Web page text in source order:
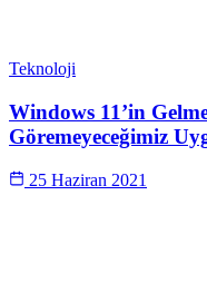
Teknoloji
Windows 11’in
Göremeyeceğimiz
25 Haziran 2021